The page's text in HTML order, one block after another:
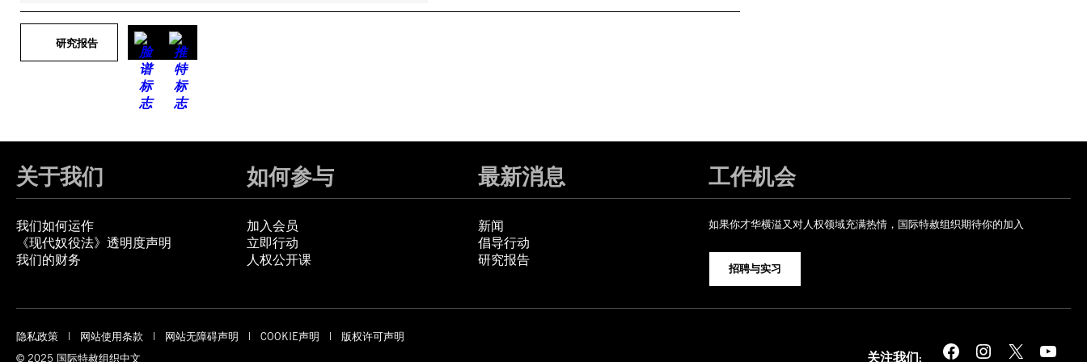
研究报告
关于我们
我们如何运作
《现代奴役法》透明度声明
我们的财务
如何参与
加入会员
立即行动
人权公开课
最新消息
新闻
倡导行动
研究报告
工作机会
如果你才华横溢又对人权领域充满热情，国际特赦组织期待你的加入
招聘与实习
隐私政策 网站使用条款 网站无障碍声明 COOKIE声明
版权许可声明
© 2025 国际特赦组织中文
关注我们: Facebook Instagram X YouTube